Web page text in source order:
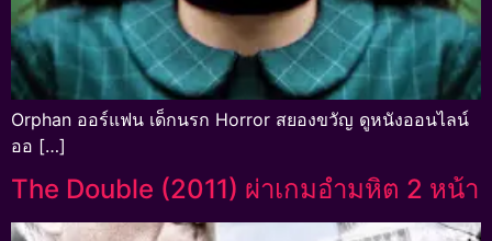
Orphan ออร์แฟน เด็กนรก Horror สยองขวัญ ดูหนังออนไลน์
ออ […]
The Double (2011) ผ่าเกมอำมหิต 2 หน้า